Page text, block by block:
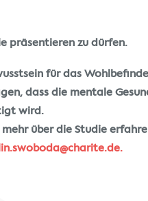
präsentieren zu dürfen.
für das
dass die mentale
wird.
mehr über die Studie